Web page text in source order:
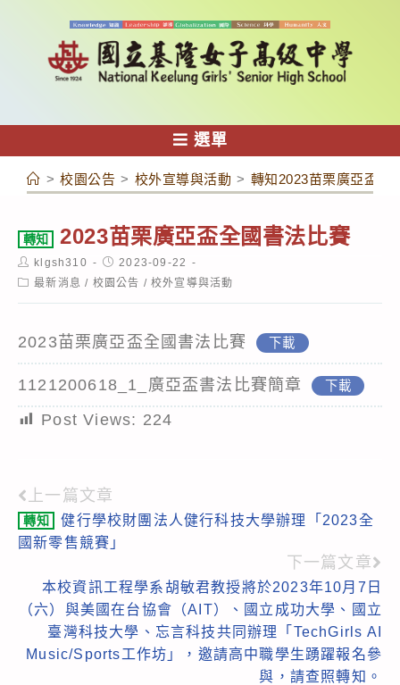
容
選單
> 校園公告 > 校外宣導與活動 > 轉知2023苗栗廣亞盃全
轉知 2023苗栗廣亞盃全國書法比賽
Post
author:
klgsh310
Post
published:
2023-09-22
Post最新消息 / 校園公告 / 校外宣導與活動
2023苗栗廣亞盃全國書法比賽 下載
1121200618_1_廣亞盃書法比賽簡章 下載
Post Views: 224
Read
more
上一篇文章
轉知
健行學校財團法人健行科技大學辦理「2023全
國新零售競賽」
下一篇文章
本校資訊工程學系胡敏君教授將於2023年10月7日
（六）與美國在台協會（AIT）、國立成功大學、國立
臺灣科技大學、忘言科技共同辦理「TechGirls AI
Music/Sports工作坊」，邀請高中職學生踴躍報名參
與，請查照轉知。